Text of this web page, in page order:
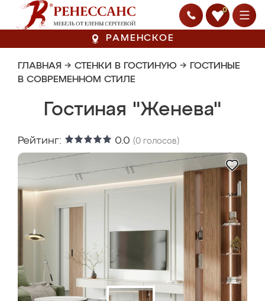
0
РАМЕНСКОЕ
ГЛАВНАЯ → СТЕНКИ В ГОСТИНУЮ → ГОСТИНЫЕ
В СОВРЕМЕННОМ СТИЛЕ
Гостиная "Женева"
Рейтинг: 0.0 (0 голосов)